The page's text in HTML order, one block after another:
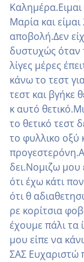
Μαρία και
αποβολή.Δεν
δυστυχώς όταν
λίγες μέρες
κάνω το τεστ
τεστ και βγήκε
κ αυτό
το θετικό τεστ
το φυλλικο οξύ
δει.Νομιζω μου
ότι έχω κάτι
ότι θ
ρε κορίτσια
έχουμε πάλι τα
μου είπε να
ΣΑΣ Ευχαριστώ